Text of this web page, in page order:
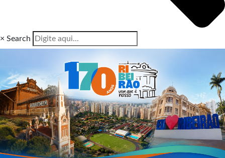
× Search